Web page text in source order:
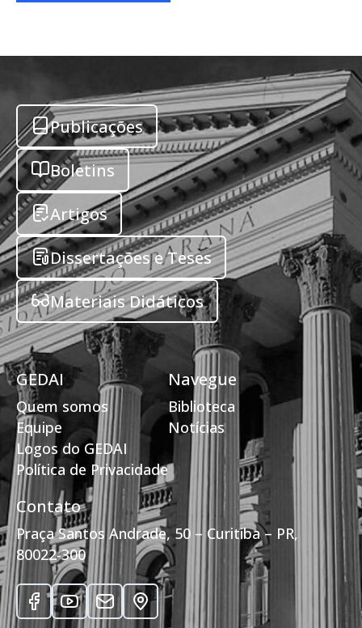
Publicações
Boletins
Artigos
Dissertações e Teses
Materiais Didáticos
GEDAI
Quem somos
Equipe
Logos do GEDAI
Política de Privacidade
Navegue
Biblioteca
Notícias
Contato
Praça Santos Andrade, 50 – Curitiba – PR,
80022-300